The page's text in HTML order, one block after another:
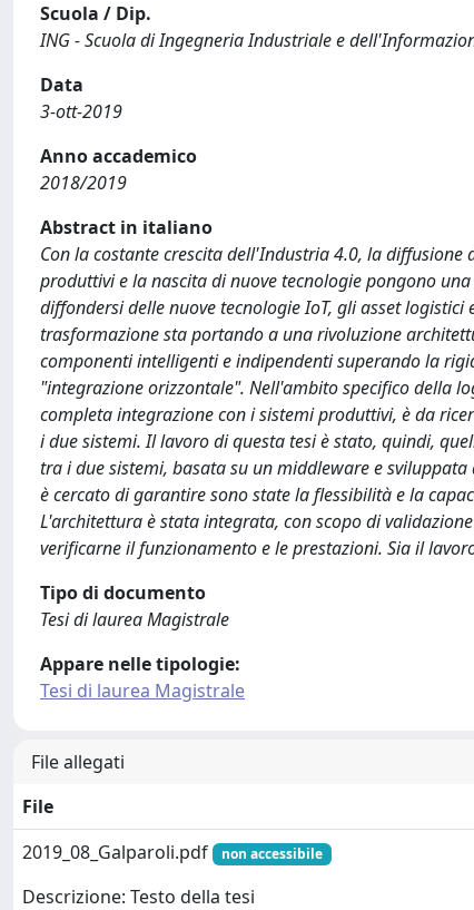
Scuola / Dip.
ING - Scuola di Ingegneria Industriale e
Data
3-ott-2019
Anno accademico
2018/2019
Abstract in italiano
Con la costante crescita dell'Industria 4.0, la
produttivi e la nascita di nuove tecnologie pongono
diffondersi delle nuove tecnologie IoT, gli asset
trasformazione sta portando a una rivoluzione
componenti intelligenti e indipendenti superando la
"integrazione orizzontale". Nell'ambito specifico della
completa integrazione con i sistemi produttivi, è da
i due sistemi. Il lavoro di questa tesi è stato, quindi,
tra i due sistemi, basata su un middleware e
è cercato di garantire sono state la flessibilità e la
L'architettura è stata integrata, con scopo di
verificarne il funzionamento e le prestazioni. Sia il
Tipo di documento
Tesi di laurea Magistrale
Appare nelle tipologie:
Tesi di laurea Magistrale
File allegati
File
2019_08_Galparoli.pdf
non accessibile
Descrizione: Testo della tesi